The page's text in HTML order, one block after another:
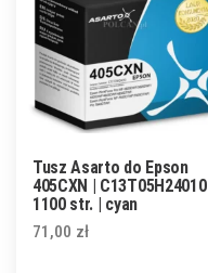
Tusz Asarto do Epson
405CXN | C13T05H24010 |
1100 str. | cyan
71,00 zł